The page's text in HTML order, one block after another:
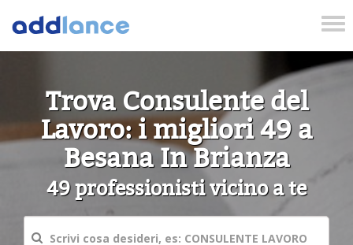
Trova Consulente del
Lavoro: i migliori 49 a
Besana In Brianza
49 professionisti vicino a te